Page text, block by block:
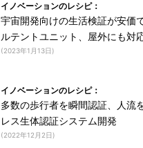
イノベーションのレシピ：
宇宙開発向けの生活検証が安価
ルテントユニット、屋外にも対
(2023年1月13日)
イノベーションのレシピ：
多数の歩行者を瞬間認証、人流
レス生体認証システム開発
(2022年12月2日)